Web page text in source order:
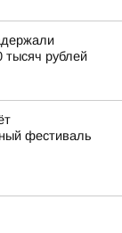
тысяч рублей
фестиваль